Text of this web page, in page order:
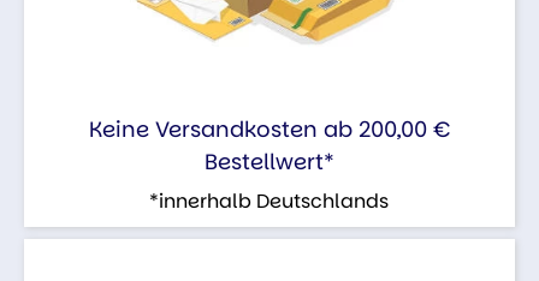
Keine Versandkosten ab 200,00 €
Bestellwert*
*innerhalb Deutschlands